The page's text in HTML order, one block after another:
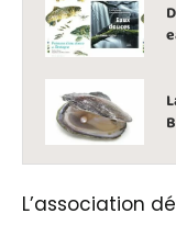
L’association